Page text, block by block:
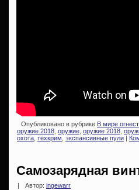
Опубликовано в рубрике В мире
оружие 2018 оружие оружие 2018
охота техкрим экспансивные пули |
Самозарядная
| Автор: ingewarr